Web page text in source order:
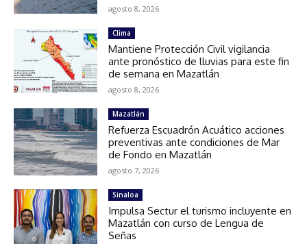
agosto 8, 2026
Clima
Mantiene Protección Civil vigilancia
ante pronóstico de lluvias para este fin
de semana en Mazatlán
agosto 8, 2026
Mazatlán
Refuerza Escuadrón Acuático acciones
preventivas ante condiciones de Mar
de Fondo en Mazatlán
agosto 7, 2026
Sinaloa
Impulsa Sectur el turismo incluyente en
Mazatlán con curso de Lengua de
Señas